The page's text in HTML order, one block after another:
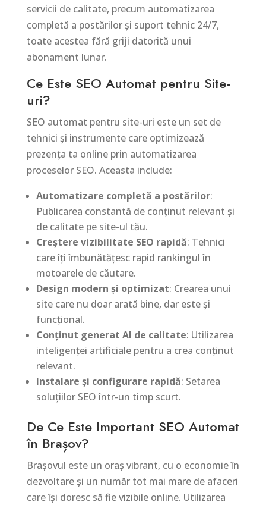
servicii de calitate, precum automatizarea
completă a postărilor și suport tehnic 24/7,
toate acestea fără griji datorită unui
abonament lunar.
Ce Este SEO Automat pentru Site-
uri?
SEO automat pentru site-uri este un set de
tehnici și instrumente care optimizează
prezența ta online prin automatizarea
proceselor SEO. Aceasta include:
Automatizare completă a postărilor:
Publicarea constantă de conținut relevant și
de calitate pe site-ul tău.
Creștere vizibilitate SEO rapidă: Tehnici
care îți îmbunătățesc rapid rankingul în
motoarele de căutare.
Design modern și optimizat: Crearea unui
site care nu doar arată bine, dar este și
funcțional.
Conținut generat AI de calitate: Utilizarea
inteligenței artificiale pentru a crea conținut
relevant.
Instalare și configurare rapidă: Setarea
soluțiilor SEO într-un timp scurt.
De Ce Este Important SEO Automat
în Brașov?
Brașovul este un oraș vibrant, cu o economie în
dezvoltare și un număr tot mai mare de afaceri
care își doresc să fie vizibile online. Utilizarea